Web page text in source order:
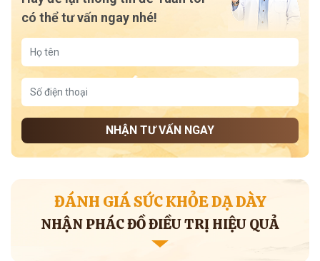
có thể tư vấn ngay nhé!
NHẬN TƯ VẤN NGAY
ĐÁNH GIÁ SỨC KHỎE DẠ DÀY
NHẬN PHÁC ĐỒ ĐIỀU TRỊ HIỆU QUẢ